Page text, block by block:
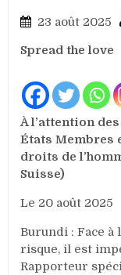
23 août 2025
Spread the love
À l’attention
États Membres
droits de
Suisse)
Le 20 août 2025
Burundi : Face
risque, il est
Rapporteur